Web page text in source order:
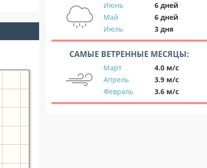
Июнь
6 дней
Май
6 дней
Июль
3 дня
САМЫЕ ВЕТРЕННЫЕ МЕСЯЦЫ:
Март
4.0 м/с
Апрель
3.9 м/с
Февраль
3.6 м/с